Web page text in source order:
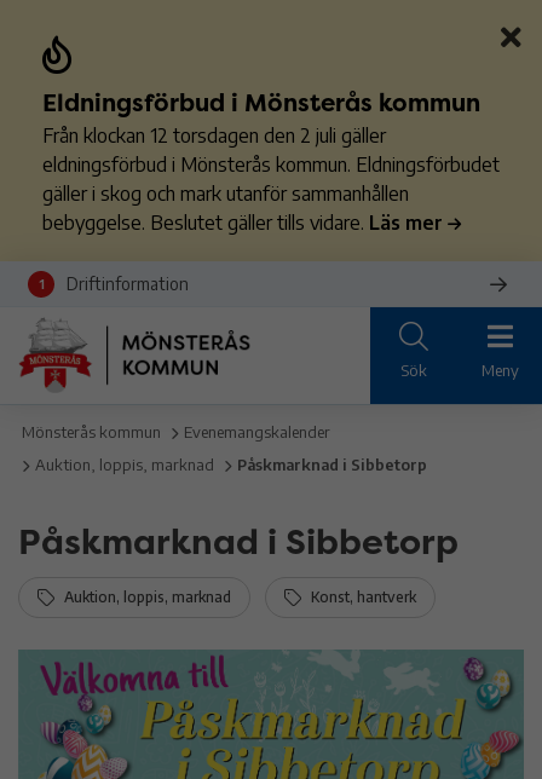
Eldningsförbud i Mönsterås kommun
Från klockan 12 torsdagen den 2 juli gäller
eldningsförbud i Mönsterås kommun. Eldningsförbudet
gäller i skog och mark utanför sammanhållen
bebyggelse. Beslutet gäller tills vidare. Läs mer
1 Driftinformation
Sök Meny
Mönsterås kommun
Evenemangskalender
Auktion, loppis, marknad
Påskmarknad i Sibbetorp
Påskmarknad i Sibbetorp
Auktion, loppis, marknad Konst, hantverk